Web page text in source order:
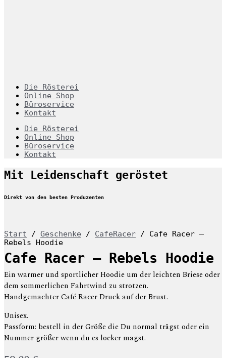
Die Rösterei
Online Shop
Büroservice
Kontakt
Die Rösterei
Online Shop
Büroservice
Kontakt
Mit Leidenschaft geröstet
Direkt von den besten Produzenten
Start / Geschenke / CafeRacer / Cafe Racer –
Rebels Hoodie
Cafe Racer – Rebels Hoodie
Ein warmer und sportlicher Hoodie um der leichten Briese oder
dem sommerlichen Fahrtwind zu strotzen.
Handgemachter Café Racer Druck auf der Brust.
Unisex.
Passform: bestell in der Größe die Du normal trägst oder ein
Nummer größer wenn du es locker magst.